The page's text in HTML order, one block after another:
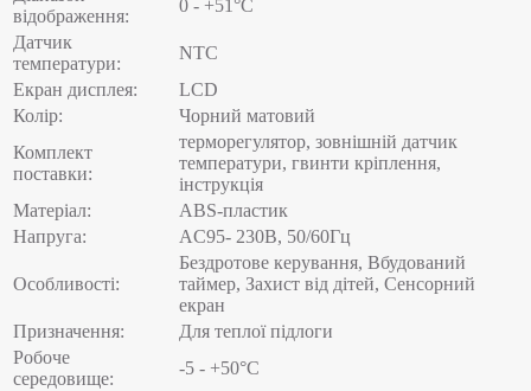
відображення:
0 - +51°C
Датчик
температури:
NTC
Екран дисплея:
LCD
Колір:
Чорний матовий
Комплект
поставки:
терморегулятор, зовнішній датчик
температури, гвинти кріплення,
інструкція
Матеріал:
ABS-пластик
Напруга:
AC95- 230В, 50/60Гц
Особливості:
Бездротове керування, Вбудований
таймер, Захист від дітей, Сенсорний
екран
Призначення:
Для теплої підлоги
Робоче
середовище:
-5 - +50°C